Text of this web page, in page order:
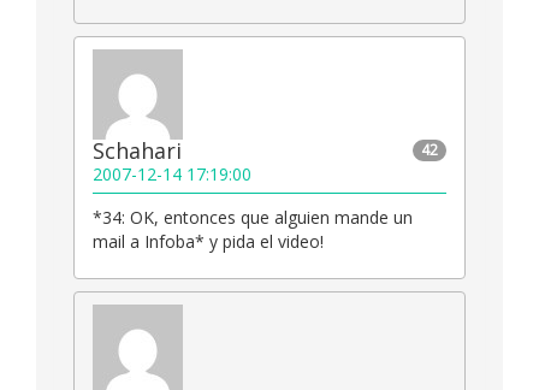
42
Schahari
2007-12-14 17:19:00
*34: OK, entonces que alguien mande un
mail a Infoba* y pida el video!